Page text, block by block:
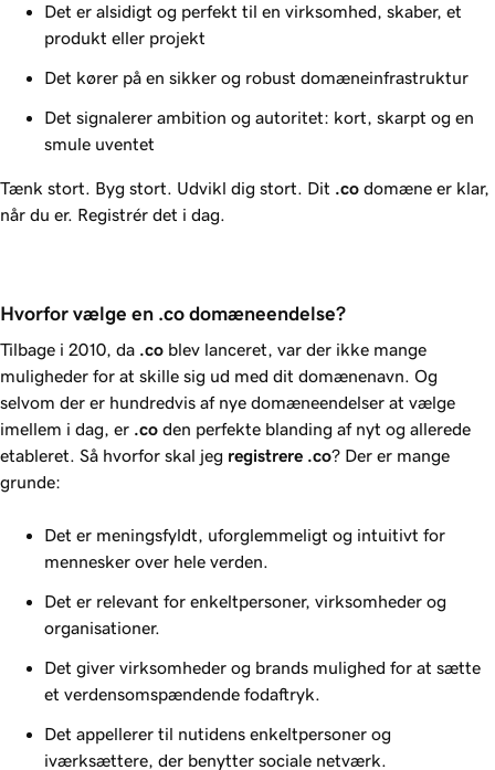
Det er alsidigt og perfekt til en virksomhed, skaber, et
produkt eller projekt
Det kører på en sikker og robust domæneinfrastruktur
Det signalerer ambition og autoritet: kort, skarpt og en
smule uventet
Tænk stort. Byg stort. Udvikl dig stort. Dit .co domæne er klar,
når du er. Registrér det i dag.
Hvorfor vælge en .co domæneendelse?
Tilbage i 2010, da .co blev lanceret, var der ikke mange
muligheder for at skille sig ud med dit domænenavn. Og
selvom der er hundredvis af nye domæneendelser at vælge
imellem i dag, er .co den perfekte blanding af nyt og allerede
etableret. Så hvorfor skal jeg registrere .co? Der er mange
grunde:
Det er meningsfyldt, uforglemmeligt og intuitivt for
mennesker over hele verden.
Det er relevant for enkeltpersoner, virksomheder og
organisationer.
Det giver virksomheder og brands mulighed for at sætte
et verdensomspændende fodaftryk.
Det appellerer til nutidens enkeltpersoner og
iværksættere, der benytter sociale netværk.